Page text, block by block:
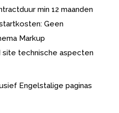
min 12 maanden
Geen
Markup
site technische aspecten
Engelstalige paginas